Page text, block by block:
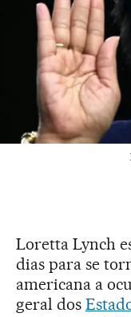
Loretta Lynch
dias para se
americana a
geral dos